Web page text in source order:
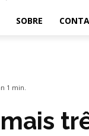
SOBRE
1 min.